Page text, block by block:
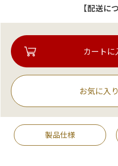
【配送に
お気に入
製品仕様